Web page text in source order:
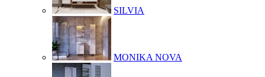
SILVIA
MONIKA NOVA